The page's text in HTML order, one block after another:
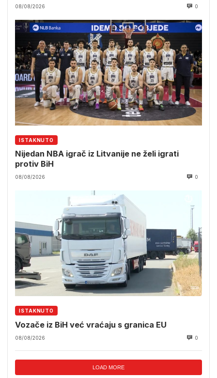
08/08/2026 0
ISTAKNUTO
Nijedan NBA igrač iz Litvanije ne želi igrati
protiv BiH
08/08/2026 0
ISTAKNUTO
Vozače iz BiH već vraćaju s granica EU
08/08/2026 0
LOAD MORE